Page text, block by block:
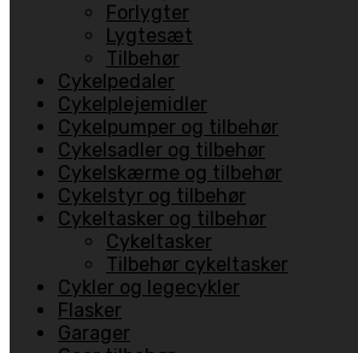
Forlygter
Lygtesæt
Tilbehør
Cykelpedaler
Cykelplejemidler
Cykelpumper og tilbehør
Cykelsadler og tilbehør
Cykelskærme og tilbehør
Cykelstyr og tilbehør
Cykeltasker og tilbehør
Cykeltasker
Tilbehør cykeltasker
Cykler og legecykler
Flasker
Garager